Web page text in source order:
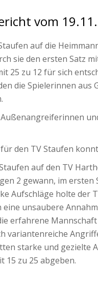
vom
auf die
sie den ersten Satz
25 zu 12 für sich
die Spielerinnen
den TV Staufen
auf den TV
2 gewann, im
Aufschläge holte der
unsaubere
erfahrene
variantenreiche
starke und gezielte
15 zu 25 abgeben.